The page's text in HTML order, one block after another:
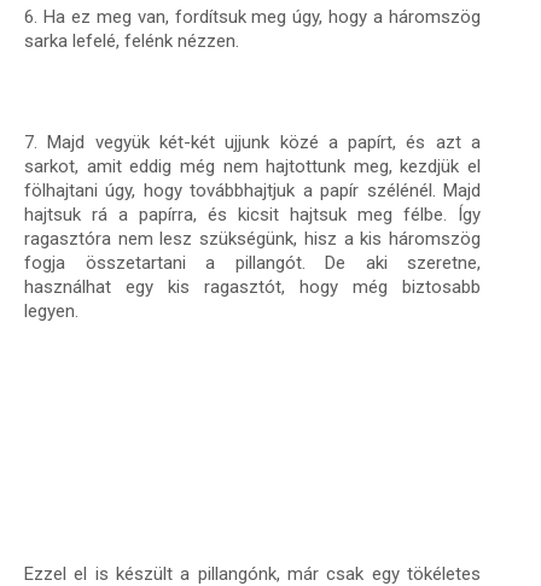
6. Ha ez meg van, fordítsuk meg úgy, hogy a háromszög
sarka lefelé, felénk nézzen.
7. Majd vegyük két-két ujjunk közé a papírt, és azt a
sarkot, amit eddig még nem hajtottunk meg, kezdjük el
fölhajtani úgy, hogy továbbhajtjuk a papír szélénél. Majd
hajtsuk rá a papírra, és kicsit hajtsuk meg félbe. Így
ragasztóra nem lesz szükségünk, hisz a kis háromszög
fogja összetartani a pillangót. De aki szeretne,
használhat egy kis ragasztót, hogy még biztosabb
legyen.
Ezzel el is készült a pillangónk, már csak egy tökéletes